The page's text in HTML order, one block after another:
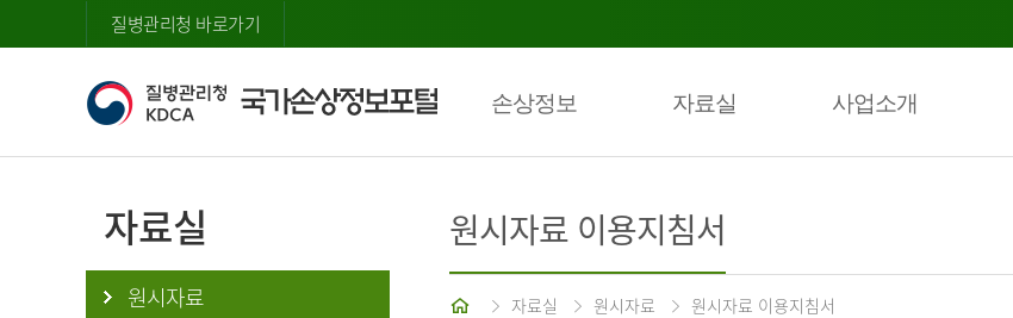
질병관리청 바로가기
손상정보 자료실 사업소개
자료실
원시자료
원시자료 이용지침서
홈 자료실 원시자료 원시자료 이용지침서